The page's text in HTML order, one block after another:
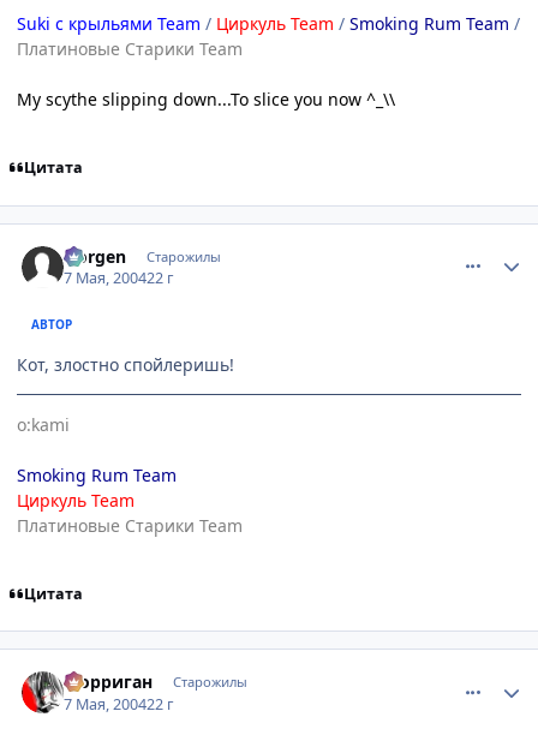
Suki с крыльями Team / Циркуль Team / Smoking Rum Team /
Платиновые Старики Team
My scythe slipping down...To slice you now ^_\\
Цитата
Norgen Старожилы
7 Мая, 200422 г
АВТОР
Кот, злостно спойлеришь!
o:kami
Smoking Rum Team
Циркуль Team
Платиновые Старики Team
Цитата
Морриган Старожилы
7 Мая, 200422 г